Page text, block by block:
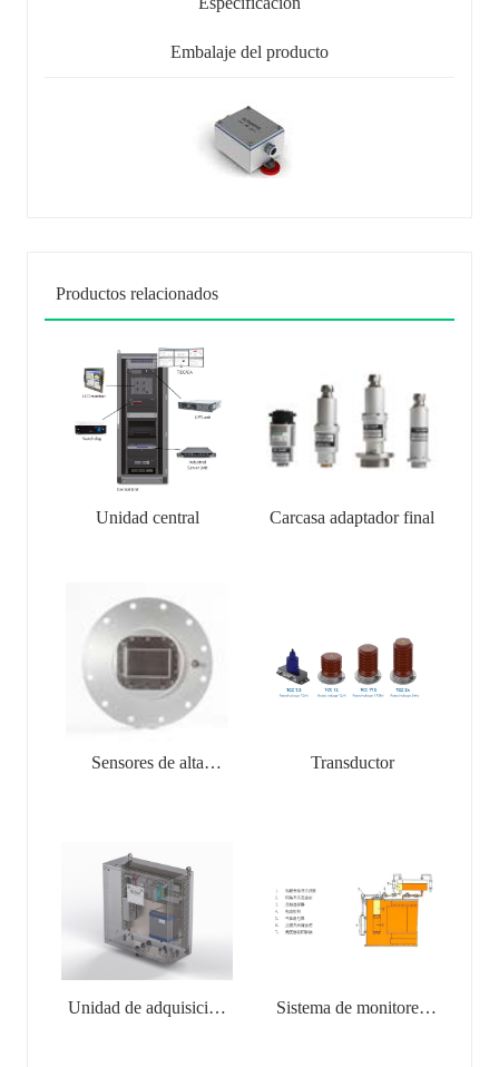
Embalaje del producto
Productos relacionados
Unidad central Carcasa adaptador final
Sensores de alta
Transductor
Unidad de adquisición
Sistema de monitoreo